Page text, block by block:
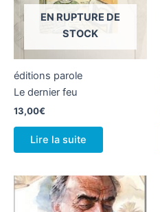
EN RUPTURE DE
STOCK
éditions parole
Le dernier feu
13,00€
Lire la suite